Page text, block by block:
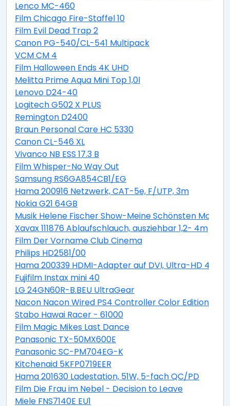
Lenco MC-460
Film Chicago Fire-Staffel 10
Film Evil Dead Trap 2
Canon PG-540/CL-541 Multipack
VCM CM 4
Film Halloween Ends 4K UHD
Melitta Prime Aqua Mini Top 1,0l
Lenovo D24-40
Logitech G502 X PLUS
Remington D2400
Braun Personal Care HC 5330
Canon CL-546 XL
Vivanco NB ESS 17.3 B
Film Whisper-No Way Out
Samsung RS6GA854CB1/EG
Hama 200916 Netzwerk, CAT-5e, F/UTP, 3m
Nokia G21 64GB
Musik Helene Fischer Show-Meine Schönsten
Xavax 111876 Ablaufschlauch, ausziehbar 1,2- 4m
Film Der Vorname Club Cinema
Philips HD2581/00
Hama 200339 HDMI-Adapter auf DVI, Ultra-HD 4K
Fujifilm Instax mini 40
LG 24GN60R-B.BEU UltraGear
Nacon Nacon Wired PS4 Controller Color Edition blue
Stabo Hawai Racer - 61000
Film Magic Mikes Last Dance
Panasonic TX-50MX600E
Panasonic SC-PM704EG-K
Kitchenaid 5KFP0719EER
Hama 201630 Ladestation, 51W, 5-fach QC/PD
Film Die Frau im Nebel - Decision to Leave
Miele FNS7140E EU1